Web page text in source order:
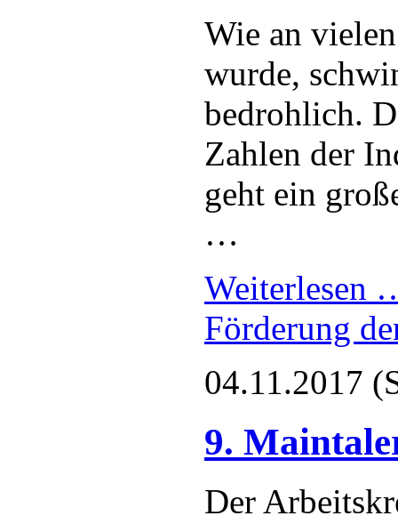
Wie an
wurde,
bedrohlich.
Zahlen der
geht ein
…
Weiterlesen
Förderung
04.11.2017
9.
Der